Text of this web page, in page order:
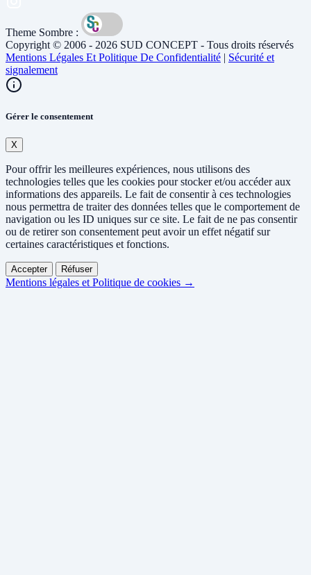
Theme Sombre :
Copyright © 2006 - 2026 SUD CONCEPT - Tous droits réservés
Mentions Légales Et Politique De Confidentialité | Sécurité et
signalement
Gérer le consentement
X
Pour offrir les meilleures expériences, nous utilisons des
technologies telles que les cookies pour stocker et/ou accéder aux
informations des appareils. Le fait de consentir à ces technologies
nous permettra de traiter des données telles que le comportement de
navigation ou les ID uniques sur ce site. Le fait de ne pas consentir
ou de retirer son consentement peut avoir un effet négatif sur
certaines caractéristiques et fonctions.
Accepter Réfuser
Mentions légales et Politique de cookies →